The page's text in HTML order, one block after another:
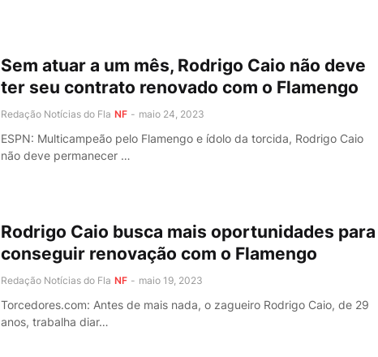
Sem atuar a um mês, Rodrigo Caio não deve
ter seu contrato renovado com o Flamengo
Redação Notícias do Fla NF - maio 24, 2023
ESPN: Multicampeão pelo Flamengo e ídolo da torcida, Rodrigo Caio
não deve permanecer …
Rodrigo Caio busca mais oportunidades para
conseguir renovação com o Flamengo
Redação Notícias do Fla NF - maio 19, 2023
Torcedores.com: Antes de mais nada, o zagueiro Rodrigo Caio, de 29
anos, trabalha diar…